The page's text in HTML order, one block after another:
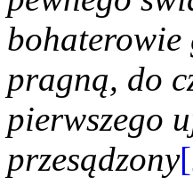
bohaterowie
pragną, do
pierwszego
przesądzony